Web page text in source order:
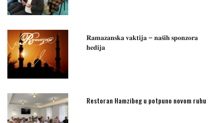
𝐑𝐚𝐦𝐚𝐳𝐚𝐧𝐬𝐤𝐚 𝐯𝐚𝐤𝐭𝐢𝐣𝐚 – 𝐧𝐚𝐬̌𝐢𝐡 𝐬𝐩𝐨𝐧𝐳𝐨𝐫𝐚
𝐡𝐞𝐝𝐢𝐣𝐚
Restoran Hamzibeg u potpuno novom ruhu